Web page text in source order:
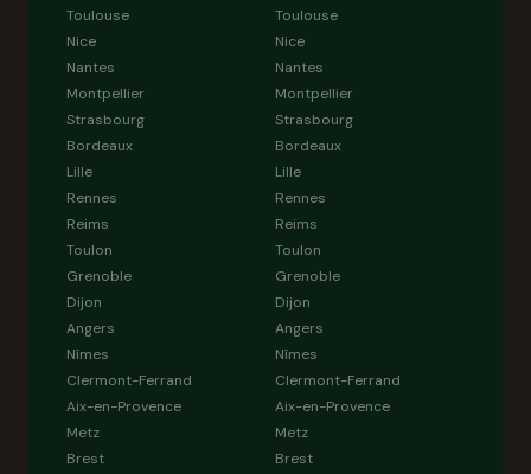
Toulouse
Nice
Nantes
Montpellier
Strasbourg
Bordeaux
Lille
Rennes
Reims
Toulon
Grenoble
Dijon
Angers
Nîmes
Clermont-Ferrand
Aix-en-Provence
Metz
Brest
Toulouse
Nice
Nantes
Montpellier
Strasbourg
Bordeaux
Lille
Rennes
Reims
Toulon
Grenoble
Dijon
Angers
Nîmes
Clermont-Ferrand
Aix-en-Provence
Metz
Brest